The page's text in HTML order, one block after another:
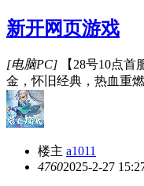
新开网页游戏
[电脑PC] 【28号10点
金，怀旧经典，热血重燃
楼主 a1011
47602025-2-27